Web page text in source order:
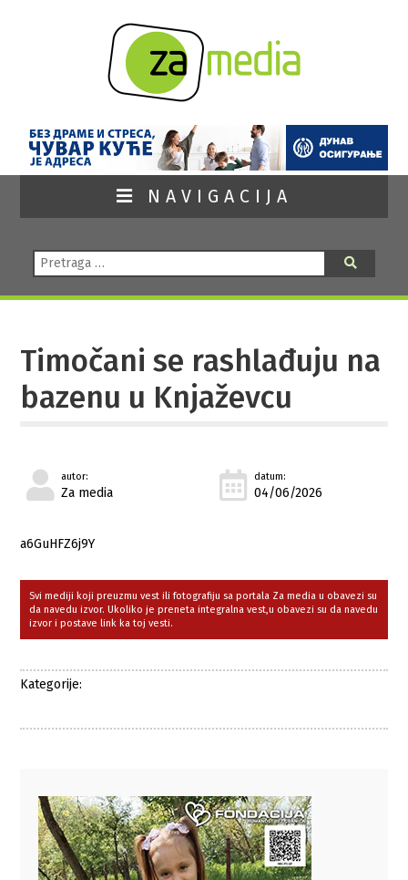
NAVIGACIJA
Pretraga:
Timočani se rashlađuju na
bazenu u Knjaževcu
autor:
Za media
datum:
04/06/2026
a6GuHFZ6j9Y
Svi mediji koji preuzmu vest ili fotografiju sa portala Za media u obavezi su
da navedu izvor. Ukoliko je preneta integralna vest,u obavezi su da navedu
izvor i postave link ka toj vesti.
Kategorije: